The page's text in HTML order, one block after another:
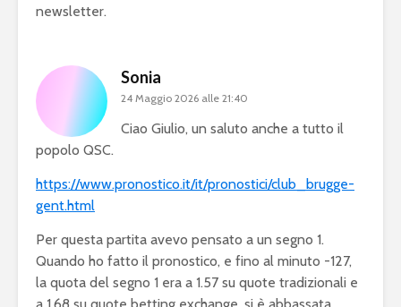
newsletter.
Sonia
24 Maggio 2026 alle 21:40
Ciao Giulio, un saluto anche a tutto il
popolo QSC.
https://www.pronostico.it/it/pronostici/club_brugge-
gent.html
Per questa partita avevo pensato a un segno 1.
Quando ho fatto il pronostico, e fino al minuto -127,
la quota del segno 1 era a 1.57 su quote tradizionali e